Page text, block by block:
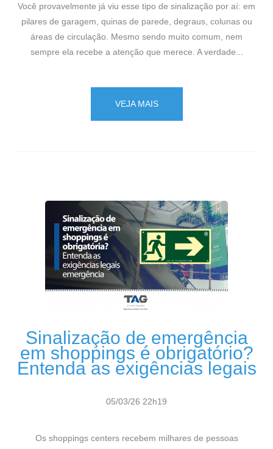
Você provavelmente já viu esse tipo de sinalização por aí: em
pilares de garagem, quinas de parede, degraus, colunas ou
áreas de circulação. Mesmo sendo muito comum, nem
sempre ela recebe a atenção que merece. A verdade...
VEJA MAIS
Sinalização de emergência
em shoppings é obrigatório?
Entenda as exigências legais
05/03/26 22h19
Os shoppings centers recebem milhares de pessoas